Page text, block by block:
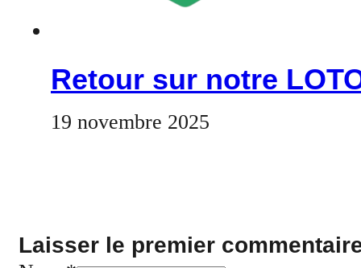
Retour sur notre
19 novembre 2025
Laisser le premier